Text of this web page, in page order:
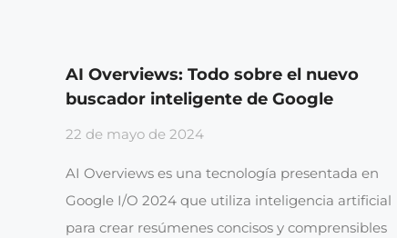
AI Overviews: Todo sobre el nuevo
buscador inteligente de Google
22 de mayo de 2024
AI Overviews es una tecnología presentada en
Google I/O 2024 que utiliza inteligencia artificial
para crear resúmenes concisos y comprensibles